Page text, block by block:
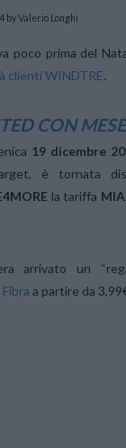
by Valerio Longhi
poco prima del
clienti WINDTRE.
CON
19 dicembre
è tornata
la tariffa
arrivato un
a partire da